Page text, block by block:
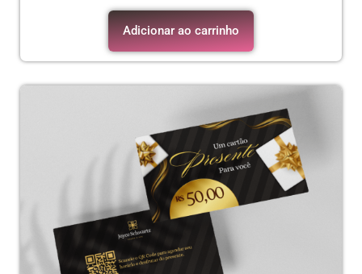
Adicionar ao carrinho